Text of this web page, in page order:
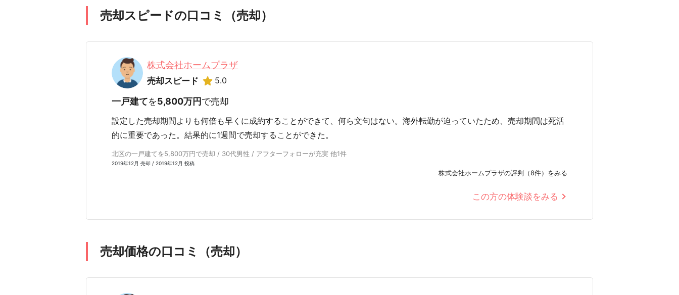
売却スピードの口コミ（売却）
株式会社ホームプラザ
売却スピード 5.0
一戸建てを5,800万円で売却
設定した売却期間よりも何倍も早くに成約することができて、何ら文句はない。海外転勤が迫っていたため、売却期間は死活
的に重要であった。結果的に1週間で売却することができた。
北区の一戸建てを5,800万円で売却 / 30代男性 / アフターフォローが充実 他1件
2019年12月 売却 / 2019年12月 投稿
株式会社ホームプラザの評判（8件）をみる
この方の体験談をみる
売却価格の口コミ（売却）